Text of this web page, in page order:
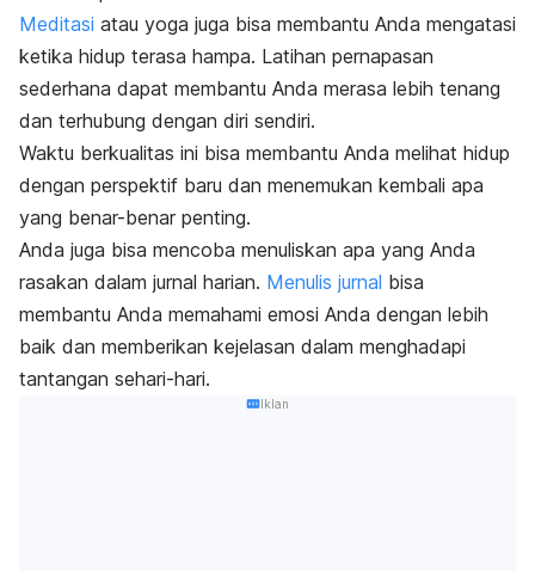
Meditasi atau yoga juga bisa membantu Anda mengatasi
ketika hidup terasa hampa. Latihan pernapasan
sederhana dapat membantu Anda merasa lebih tenang
dan terhubung dengan diri sendiri.
Waktu berkualitas ini bisa membantu Anda melihat hidup
dengan perspektif baru dan menemukan kembali apa
yang benar-benar penting.
Anda juga bisa mencoba menuliskan apa yang Anda
rasakan dalam jurnal harian. Menulis jurnal bisa
membantu Anda memahami emosi Anda dengan lebih
baik dan memberikan kejelasan dalam menghadapi
tantangan sehari-hari.
Iklan